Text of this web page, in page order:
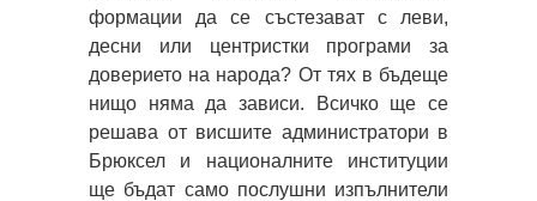
формации да се състезават с леви,
десни или центристки програми за
доверието на народа? От тях в бъдеще
нищо няма да зависи. Всичко ще се
решава от висшите администратори в
Брюксел и националните институции
ще бъдат само послушни изпълнители